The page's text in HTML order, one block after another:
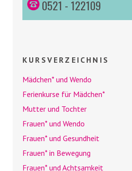
0521 - 122109
KURSVERZEICHNIS
Mädchen* und Wendo
Ferienkurse für Mädchen*
Mutter und Tochter
Frauen* und Wendo
Frauen* und Gesundheit
Frauen* in Bewegung
Frauen* und Achtsamkeit